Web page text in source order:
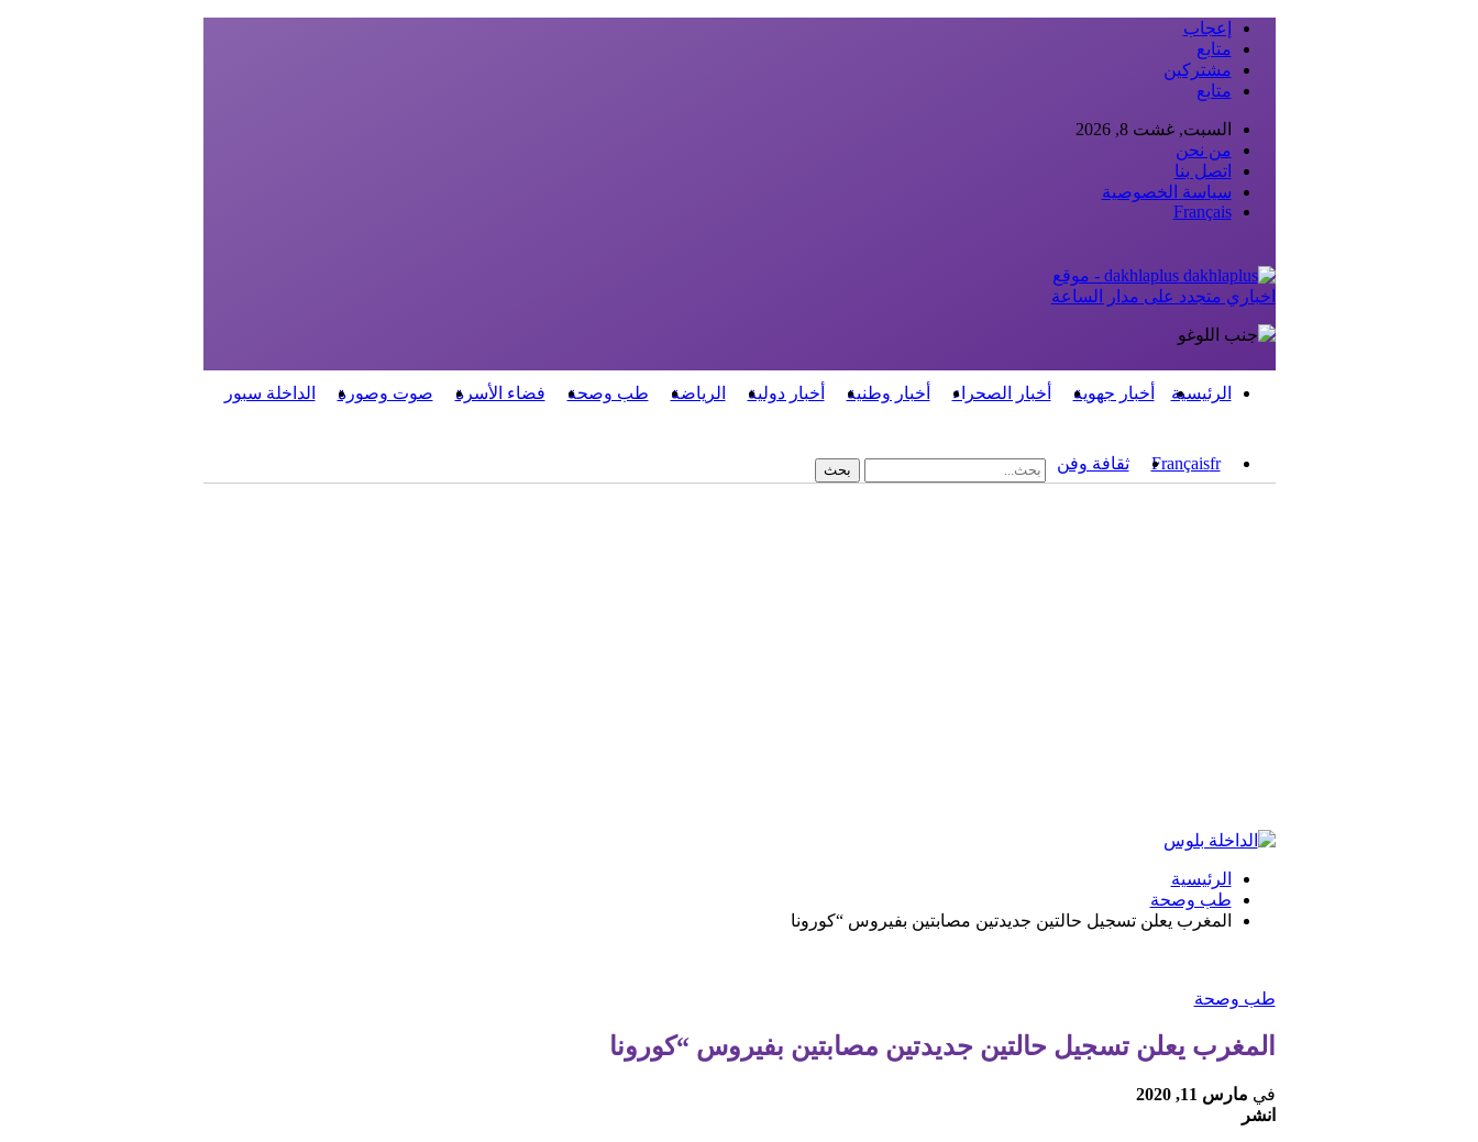
إعجاب
متابع
مشتركين
متابع
السبت, غشت 8, 2026
من نحن
اتصل بنا
سياسة الخصوصية
Français
dakhlaplus - موقع
اخباري متجدد على مدار الساعة
الرئيسية أخبار جهوية أخبار الصحراء أخبار وطنية أخبار دولية الرياضة طب وصحة فضاء الأسرة صوت وصورة الداخلة سبور
Françaisfr ثقافة وفن
الرئيسية
طب وصحة
المغرب يعلن تسجيل حالتين جديدتين مصابتين بفيروس “كورونا
طب وصحة
المغرب يعلن تسجيل حالتين جديدتين مصابتين بفيروس “كورونا
في مارس 11, 2020
انشر